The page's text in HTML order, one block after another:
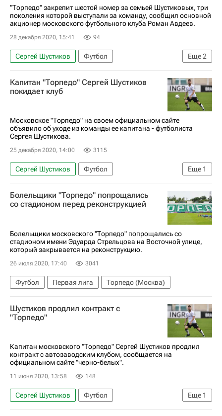
"Торпедо" закрепит шестой номер за семьей Шустиковых, три
поколения которой выступали за команду, сообщил основной
акционер московского футбольного клуба Роман Авдеев.
28 декабря 2020, 15:41 94
Еще2
Сергей Шустиков
Футбол
Торпедо (Москва)
Роман Авдеев
Капитан "Торпедо" Сергей Шустиков
покидает клуб
Московское "Торпедо" на своем официальном сайте
объявило об уходе из команды ее капитана - футболиста
Сергея Шустикова.
25 декабря 2020, 14:00 3115
Еще 1
Сергей Шустиков
Футбол
Торпедо (Москва)
Болельщики "Торпедо" попрощались
со стадионом перед реконструкцией
Болельщики московского "Торпедо" попрощались со
стадионом имени Эдуарда Стрельцова на Восточной улице,
который закрывается на реконструкцию.
26 июля 2020, 17:40 3041
Футбол Первая лига Торпедо (Москва)
Шустиков продлил контракт с
"Торпедо"
Капитан московского "Торпедо" Сергей Шустиков продлил
контракт с автозаводским клубом, сообщается на
официальном сайте "черно-белых".
11 июня 2020, 13:58 148
Еще 1
Сергей Шустиков
Футбол
Торпедо (Москва)